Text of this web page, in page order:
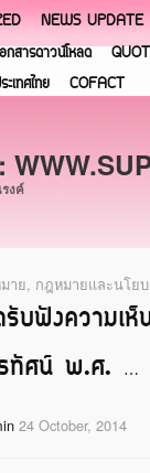
NEWS UPDATE
กสารดาวน์โหลด
เทศไทย
COFACT
งค์
าย, กฎหมายและนโย
บฟังความเ
ทัศน์ พ.ศ. …
24 October, 2014